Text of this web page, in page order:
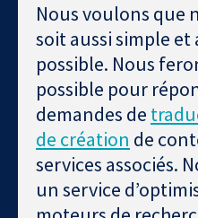
Nous voulons que
soit aussi simple et
possible. Nous
possible pour
demandes de
de création de
services associés.
un service